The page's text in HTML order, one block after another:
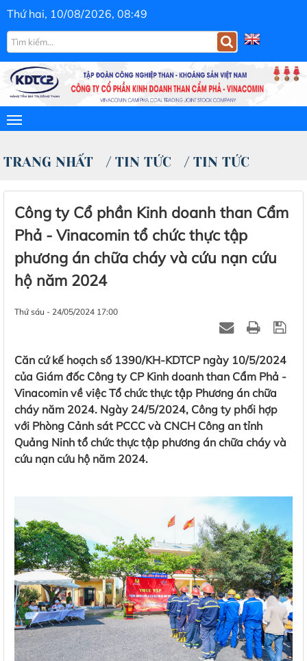
Thứ hai, 10/08/2026, 08:49
TRANG NHẤT / TIN TỨC / TIN TỨC
Công ty Cổ phần Kinh doanh than Cẩm
Phả - Vinacomin tổ chức thực tập
phương án chữa cháy và cứu nạn cứu
hộ năm 2024
Thứ sáu - 24/05/2024 17:00
Căn cứ kế hoạch số 1390/KH-KDTCP ngày 10/5/2024
của Giám đốc Công ty CP Kinh doanh than Cẩm Phả -
Vinacomin về việc Tổ chức thực tập Phương án chữa
cháy năm 2024. Ngày 24/5/2024, Công ty phối hợp
với Phòng Cảnh sát PCCC và CNCH Công an tỉnh
Quảng Ninh tổ chức thực tập phương án chữa cháy và
cứu nạn cứu hộ năm 2024.